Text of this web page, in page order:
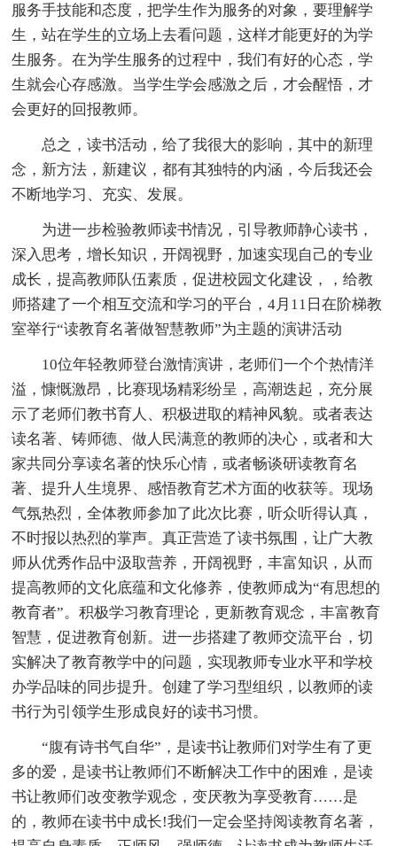
服务手技能和态度，把学生作为服务的对象，要理解学
生，站在学生的立场上去看问题，这样才能更好的为学
生服务。在为学生服务的过程中，我们有好的心态，学
生就会心存感激。当学生学会感激之后，才会醒悟，才
会更好的回报教师。
总之，读书活动，给了我很大的影响，其中的新理
念，新方法，新建议，都有其独特的内涵，今后我还会
不断地学习、充实、发展。
为进一步检验教师读书情况，引导教师静心读书，
深入思考，增长知识，开阔视野，加速实现自己的专业
成长，提高教师队伍素质，促进校园文化建设，，给教
师搭建了一个相互交流和学习的平台，4月11日在阶梯教
室举行“读教育名著做智慧教师”为主题的演讲活动
10位年轻教师登台激情演讲，老师们一个个热情洋
溢，慷慨激昂，比赛现场精彩纷呈，高潮迭起，充分展
示了老师们教书育人、积极进取的精神风貌。或者表达
读名著、铸师德、做人民满意的教师的决心，或者和大
家共同分享读名著的快乐心情，或者畅谈研读教育名
著、提升人生境界、感悟教育艺术方面的收获等。现场
气氛热烈，全体教师参加了此次比赛，听众听得认真，
不时报以热烈的掌声。真正营造了读书氛围，让广大教
师从优秀作品中汲取营养，开阔视野，丰富知识，从而
提高教师的文化底蕴和文化修养，使教师成为“有思想的
教育者”。积极学习教育理论，更新教育观念，丰富教育
智慧，促进教育创新。进一步搭建了教师交流平台，切
实解决了教育教学中的问题，实现教师专业水平和学校
办学品味的同步提升。创建了学习型组织，以教师的读
书行为引领学生形成良好的读书习惯。
“腹有诗书气自华”，是读书让教师们对学生有了更
多的爱，是读书让教师们不断解决工作中的困难，是读
书让教师们改变教学观念，变厌教为享受教育……是
的，教师在读书中成长!我们一定会坚持阅读教育名著，